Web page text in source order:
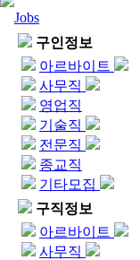
Jobs
구인정보
아르바이트
사무직
영업직
기술직
전문직
종교직
기타모집
구직정보
아르바이트
사무직